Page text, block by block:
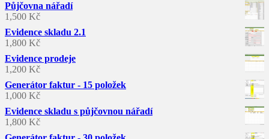
Půjčovna nářadí
1,500 Kč
Evidence skladu 2.1
1,800 Kč
Evidence prodeje
1,200 Kč
Generátor faktur - 15 položek
1,000 Kč
Evidence skladu s půjčovnou nářadí
1,800 Kč